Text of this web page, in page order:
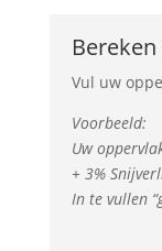
Vul uw
Voorbeeld:
Uw
+ 3%
In te vullen